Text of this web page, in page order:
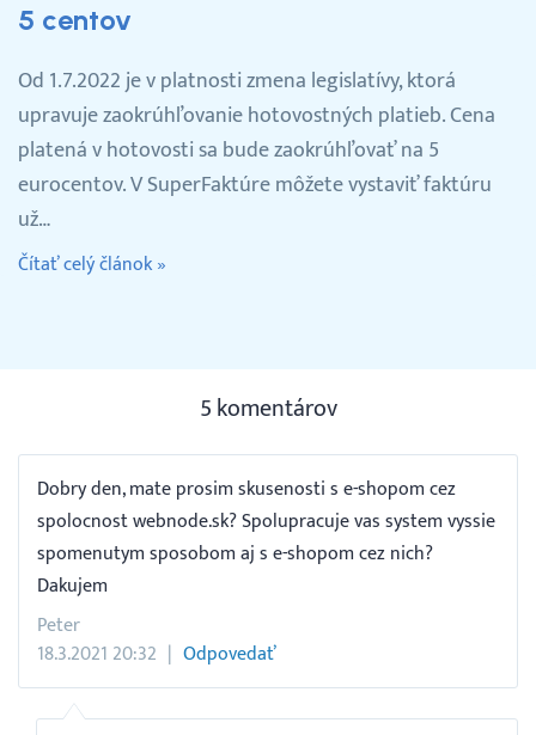
5 centov
Od 1.7.2022 je v platnosti zmena legislatívy, ktorá
upravuje zaokrúhľovanie hotovostných platieb. Cena
platená v hotovosti sa bude zaokrúhľovať na 5
eurocentov. V SuperFaktúre môžete vystaviť faktúru
už…
Čítať celý článok »
5 komentárov
Dobry den, mate prosim skusenosti s e-shopom cez
spolocnost webnode.sk? Spolupracuje vas system vyssie
spomenutym sposobom aj s e-shopom cez nich?
Dakujem
Peter
18.3.2021 20:32
Odpovedať